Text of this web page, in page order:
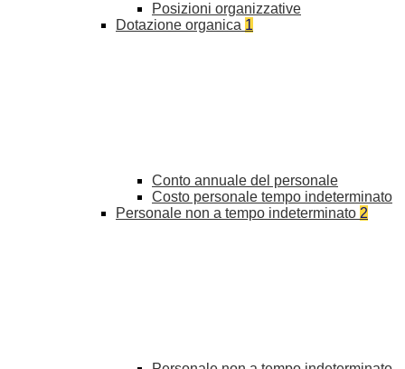
Posizioni organizzative
Dotazione organica 1
Conto annuale del personale
Costo personale tempo indeterminato
Personale non a tempo indeterminato 2